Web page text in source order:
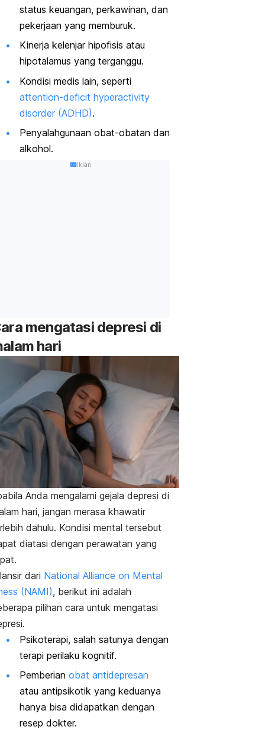
status keuangan, perkawinan, dan
pekerjaan yang memburuk.
Kinerja kelenjar hipofisis atau
hipotalamus yang terganggu.
Kondisi medis lain, seperti
attention-deficit hyperactivity
disorder (ADHD).
Penyalahgunaan obat-obatan dan
alkohol.
Iklan
mengatasi depresi di
hari
Anda mengalami gejala depresi di
hari, jangan merasa khawatir
dahulu. Kondisi mental tersebut
diatasi dengan perawatan yang
dari National Alliance on Mental
(NAMI), berikut ini adalah
pilihan cara untuk mengatasi
Psikoterapi, salah satunya dengan
terapi perilaku kognitif.
Pemberian obat antidepresan
atau antipsikotik yang keduanya
hanya bisa didapatkan dengan
resep dokter.